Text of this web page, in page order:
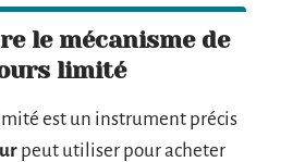
le mécanisme de
limité
est un instrument précis
peut utiliser pour acheter